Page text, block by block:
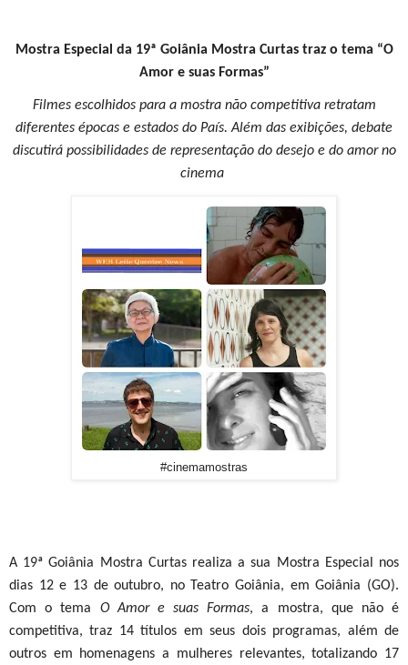
Desde o início da
empresários estão firmando
longo prazo visando
turismo
A 2ª Edição do Morretes Chef
expedições pelos locais de produção,
para quem quer fugir da rotina e
deixar um legado de desenvolvimento
concepção do evento está estruturada
vocação local para a geração de
Quilômetro Zero, turismo aliado à
empreendedorismo atrelado a esse
Mostra Especial da 19ª Goiânia Mostra Curtas traz o tema “O
Amor e suas Formas”
Filmes escolhidos para a mostra não competitiva retratam
diferentes épocas e estados do País. Além das exibições, debate
discutirá possibilidades de representação do desejo e do amor no
cinema
#cinemamostras
A 19ª Goiânia Mostra Curtas realiza a sua Mostra Especial nos
dias 12 e 13 de outubro, no Teatro Goiânia, em Goiânia (GO).
Com o tema
O Amor e suas Formas, a mostra, que não é
competitiva, traz 14 títulos em seus dois programas, além de
outros em homenagens a mulheres relevantes, totalizando 17